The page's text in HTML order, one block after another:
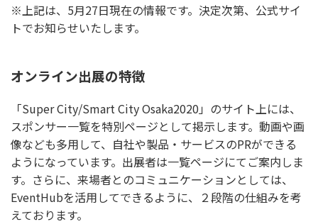
※上記は、5月27日現在の情報です。決定次第、公式サイ
トでお知らせいたします。
オンライン出展の特徴
「Super City/Smart City Osaka2020」のサイト上には、
スポンサー一覧を特別ページとして掲示します。動画や画
像なども多用して、自社や製品・サービスのPRができる
ようになっています。出展者は一覧ページにてご案内しま
す。さらに、来場者とのコミュニケーションとしては、
EventHubを活用してできるように、２段階の仕組みを考
えております。